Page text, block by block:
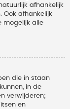
afhankelijk
Ook afhankelijk
mogelijk alle
die in staan
in de
verwijderen;
en